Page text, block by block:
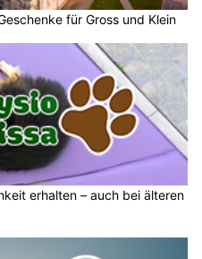
für Gross und Klein
erhalten – auch bei älteren